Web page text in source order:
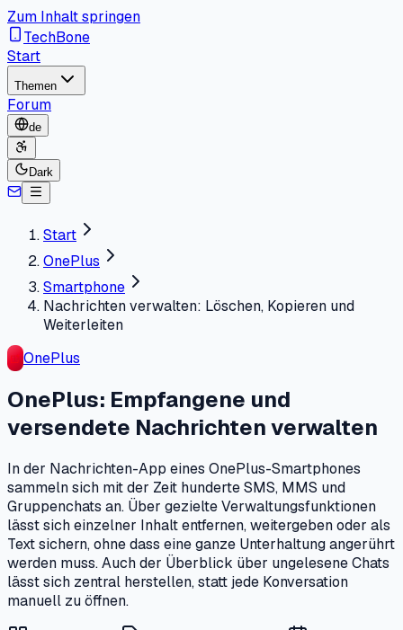
Zum Inhalt springen
TechBone
Start
Themen
Forum
de
Dark
Start
OnePlus
Smartphone
Nachrichten verwalten: Löschen, Kopieren und
Weiterleiten
OnePlus
OnePlus: Empfangene und
versendete Nachrichten verwalten
In der Nachrichten-App eines OnePlus-Smartphones
sammeln sich mit der Zeit hunderte SMS, MMS und
Gruppenchats an. Über gezielte Verwaltungsfunktionen
lässt sich einzelner Inhalt entfernen, weitergeben oder als
Text sichern, ohne dass eine ganze Unterhaltung angerührt
werden muss. Auch der Überblick über ungelesene Chats
lässt sich zentral herstellen, statt jede Konversation
manuell zu öffnen.